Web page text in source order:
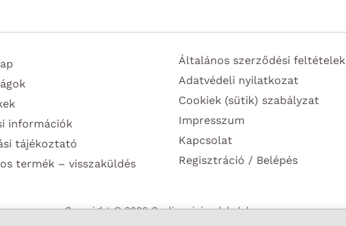
információk
tájékoztató
termék – visszaküldés
Általános szerződési feltételek
Adatvédeli nyilatkozat
Cookiek (sütik) szabályzat
Impresszum
Kapcsolat
Regisztráció / Belépés
Copyright © 2026 Szulinapiajandekok.hu